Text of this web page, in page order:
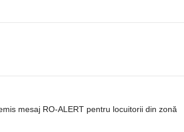
mesaj RO-ALERT pentru locuitorii din zonă